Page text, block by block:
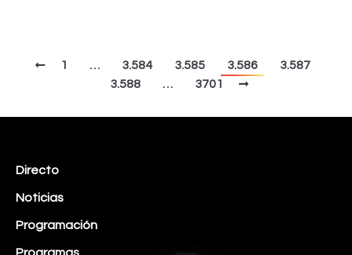
1 … 3.584 3.585 3.586
3.587
3.588
… 3701
Directo
Noticias
Programación